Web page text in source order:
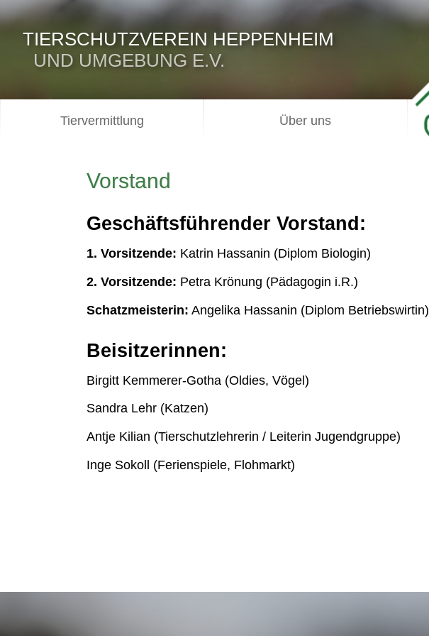
TIERSCHUTZVEREIN HEPPENHEIM
UND UMGEBUNG E.V.
Tiervermittlung Über uns
Vorstand
Geschäftsführender Vorstand:
1. Vorsitzende: Katrin Hassanin (Diplom Biologin)
2. Vorsitzende: Petra Krönung (Pädagogin i.R.)
Schatzmeisterin: Angelika Hassanin (Diplom Betriebswirtin)
Beisitzerinnen:
Birgitt Kemmerer-Gotha (Oldies, Vögel)
Sandra Lehr (Katzen)
Antje Kilian (Tierschutzlehrerin / Leiterin Jugendgruppe)
Inge Sokoll (Ferienspiele, Flohmarkt)